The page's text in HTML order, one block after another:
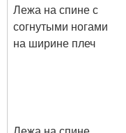
Лежа на спине с
согнутыми ногами
на ширине плеч